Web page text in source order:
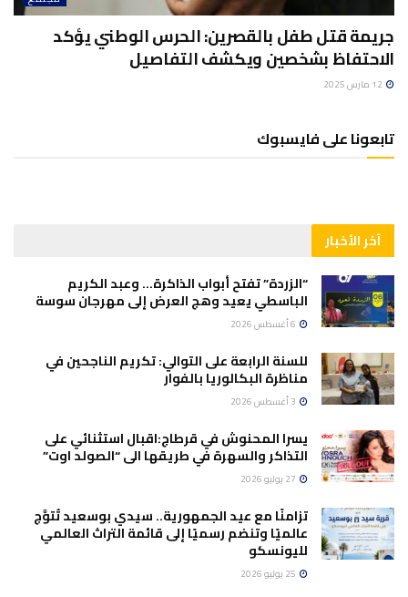
جريمة قتل طفل بالقصرين: الحرس الوطني يؤكد
الاحتفاظ بشخصين ويكشف التفاصيل
تابعونا على فايسبوك
آخر الأخبار
“الزردة” تفتح أبواب الذاكرة… وعبد الكريم
الباسطي يعيد وهج العرض إلى مهرجان سوسة
للسنة الرابعة على التوالي: تكريم الناجحين في
مناظرة البكالوريا بالفوار
يسرا المحنوش في قرطاج:اقبال استثنائي على
التذاكر والسهرة في طريقها الى “الصولد اوت”
تزامنًا مع عيد الجمهورية.. سيدي بوسعيد تُتوَّج
عالميًا وتنضم رسميًا إلى قائمة التراث العالمي
لليونسكو